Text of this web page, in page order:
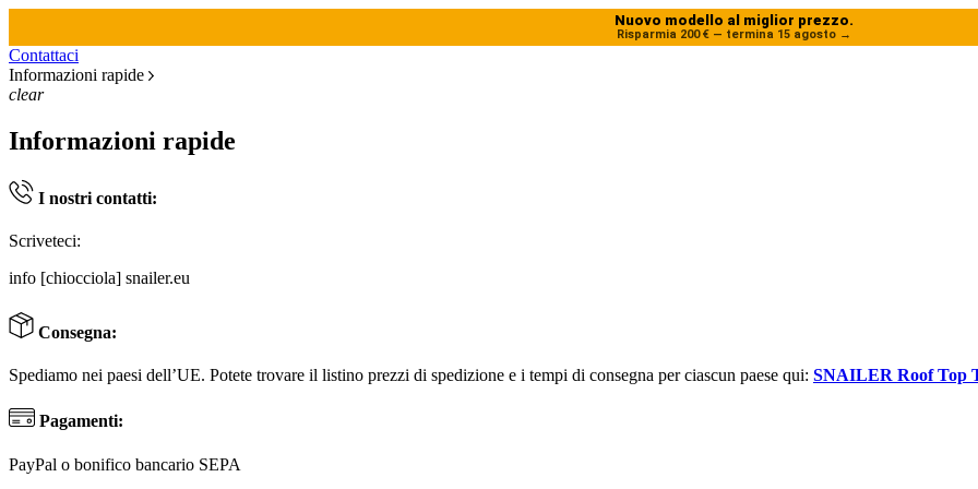
Nuovo modello al miglior prezzo.
Risparmia 200 € — termina 15 agosto →
Contattaci
Informazioni rapide
clear
Informazioni rapide
I nostri contatti:
Scriveteci:
info [chiocciola] snailer.eu
Consegna:
Spediamo nei paesi dell’UE. Potete trovare il listino prezzi di spedizione e i tempi di consegna per ciascun paese qui: SNAILER Roof Top
Pagamenti:
PayPal o bonifico bancario SEPA